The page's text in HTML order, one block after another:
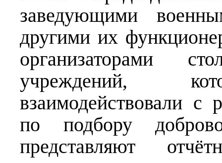
заведующими
другими их
организаторами
учреждений,
взаимодействовали с
по подбору
представляют